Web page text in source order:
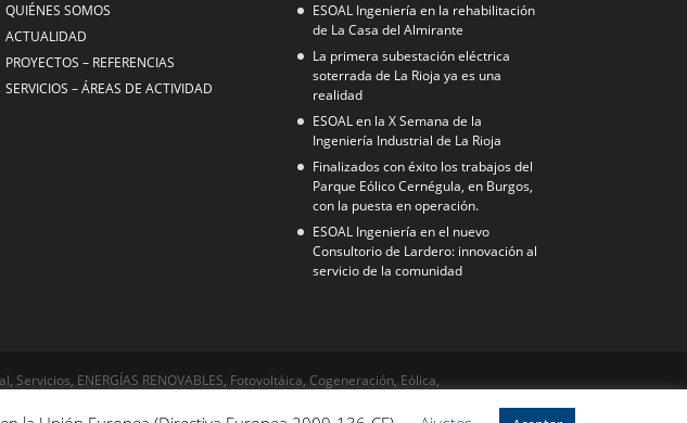
QUIÉNES SOMOS
ACTUALIDAD
PROYECTOS – REFERENCIAS
SERVICIOS – ÁREAS DE ACTIVIDAD
ESOAL Ingeniería en la rehabilitación
de La Casa del Almirante
La primera subestación eléctrica
soterrada de La Rioja ya es una
realidad
ESOAL en la X Semana de la
Ingeniería Industrial de La Rioja
Finalizados con éxito los trabajos del
Parque Eólico Cernégula, en Burgos,
con la puesta en operación.
ESOAL Ingeniería en el nuevo
Consultorio de Lardero: innovación al
servicio de la comunidad
Servicios, ENERGÍAS RENOVABLES, Fotovoltáica, Cogeneración, Eólica,